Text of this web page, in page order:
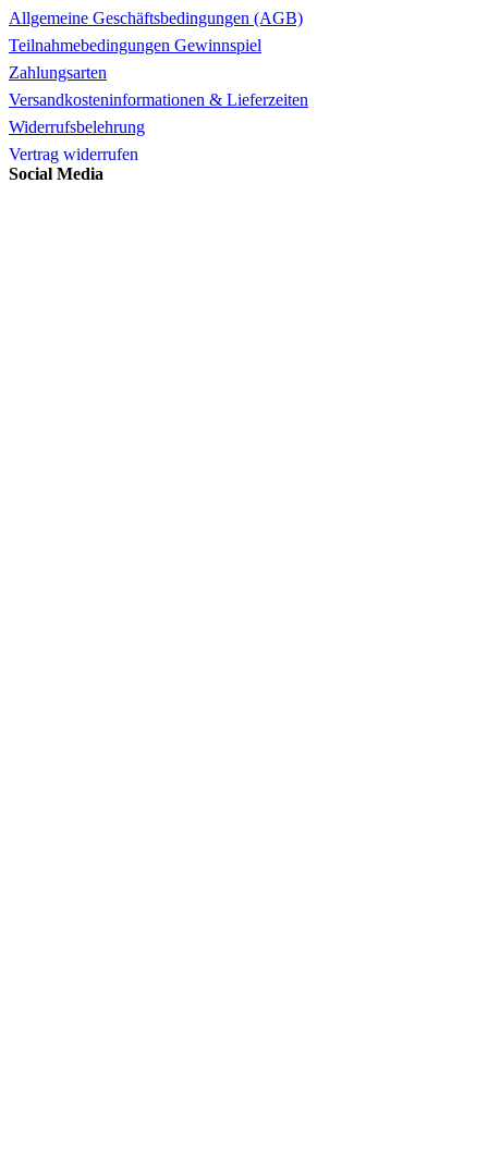
Allgemeine Geschäftsbedingungen (AGB)
Teilnahmebedingungen Gewinnspiel
Zahlungsarten
Versandkosteninformationen & Lieferzeiten
Widerrufsbelehrung
Vertrag widerrufen
Social Media